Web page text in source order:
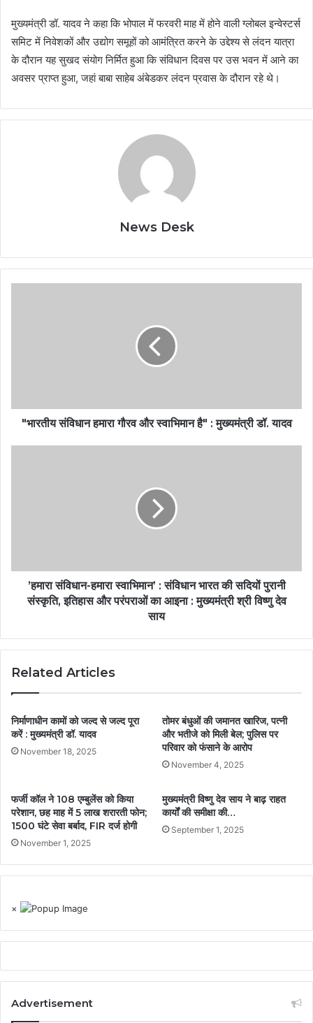
मुख्यमंत्री डॉ. यादव ने कहा कि भोपाल में फरवरी माह में होने वाली ग्लोबल इन्वेस्टर्स
समिट में निवेशकों और उद्योग समूहों को आमंत्रित करने के उद्देश्य से लंदन यात्रा
के दौरान यह सुखद संयोग निर्मित हुआ कि संविधान दिवस पर उस भवन में आने का
अवसर प्राप्त हुआ, जहां बाबा साहेब अंबेडकर लंदन प्रवास के दौरान रहे थे।
News Desk
"भारतीय संविधान हमारा गौरव और स्वाभिमान है" : मुख्यमंत्री डॉ. यादव
’हमारा संविधान-हमारा स्वाभिमान’ : संविधान भारत की सदियों पुरानी
संस्कृति, इतिहास और परंपराओं का आइना : मुख्यमंत्री श्री विष्णु देव
साय
Related Articles
निर्माणाधीन कामों को जल्द से जल्द पूरा
करें : मुख्यमंत्री डॉ. यादव
November 18, 2025
तोमर बंधुओं की जमानत खारिज, पत्नी
और भतीजे को मिली बेल; पुलिस पर
परिवार को फंसाने के आरोप
November 4, 2025
फर्जी कॉल ने 108 एम्बुलेंस को किया
परेशान, छह माह में 5 लाख शरारती फोन;
1500 घंटे सेवा बर्बाद, FIR दर्ज होगी
November 1, 2025
मुख्यमंत्री विष्णु देव साय ने बाढ़ राहत
कार्यों की समीक्षा की…
September 1, 2025
×
Advertisement